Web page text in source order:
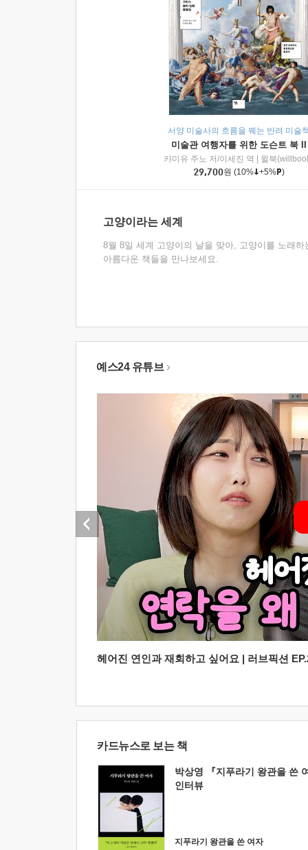
서양 미술사의 흐름을 꿰는 반려 미술
미술관 여행자를 위한 도슨트 북 II
카미유 주노 저/이세진 역
윌북
29,700원 (10% +5% )
고양이라는 세계
8월 8일 세계 고양이의 날을 맞아, 고양이를 노래하
아름다운 책들을 만나보세요.
예스24 유튜브
헤어진 연인과 재회하고 싶어요 | 러브픽션
카드뉴스로 보는 책
박상영 『지푸라기 왕관을 쓴
인터뷰
지푸라기 왕관을 쓴 여자